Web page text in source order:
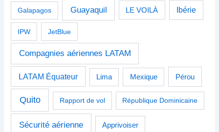
Galapagos Guayaquil LE VOILÀ Ibérie
IPW JetBlue
Compagnies aériennes LATAM
LATAM Équateur Lima Mexique Pérou
Quito Rapport de vol République Dominicaine
Sécurité aérienne Apprivoiser